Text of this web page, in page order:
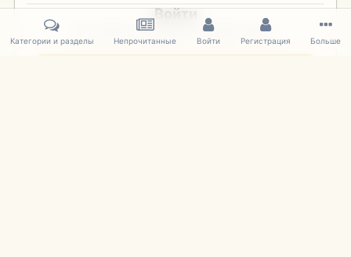
Войти
Уже зарегистрированы? Войдите здесь.
Категории и разделы Непрочитанные Войти Регистрация Больше